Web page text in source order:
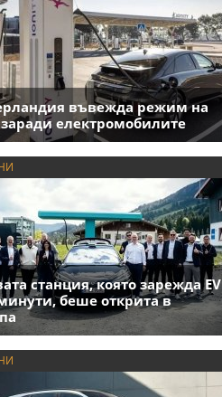
въвежда режим на
заради електромобилите
станция, която зарежда EV
беше открита в